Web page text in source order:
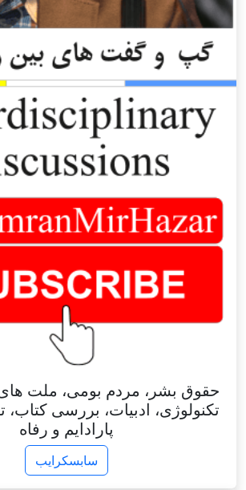
حقوق بشر، مردم بومی، ملت
تکنولوژی، ادبیات، بررسی کتاب،
پارادایم و رفاه
سابسکرایب